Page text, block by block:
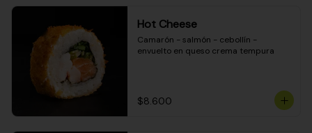
Hot Cheese
Camarón - salmón - cebollín -
envuelto en queso crema tempura
$8.600